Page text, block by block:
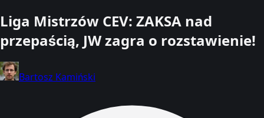
Liga Mistrzów CEV: ZAKSA nad
przepaścią, JW zagra o rozstawienie!
Bartosz Kamiński